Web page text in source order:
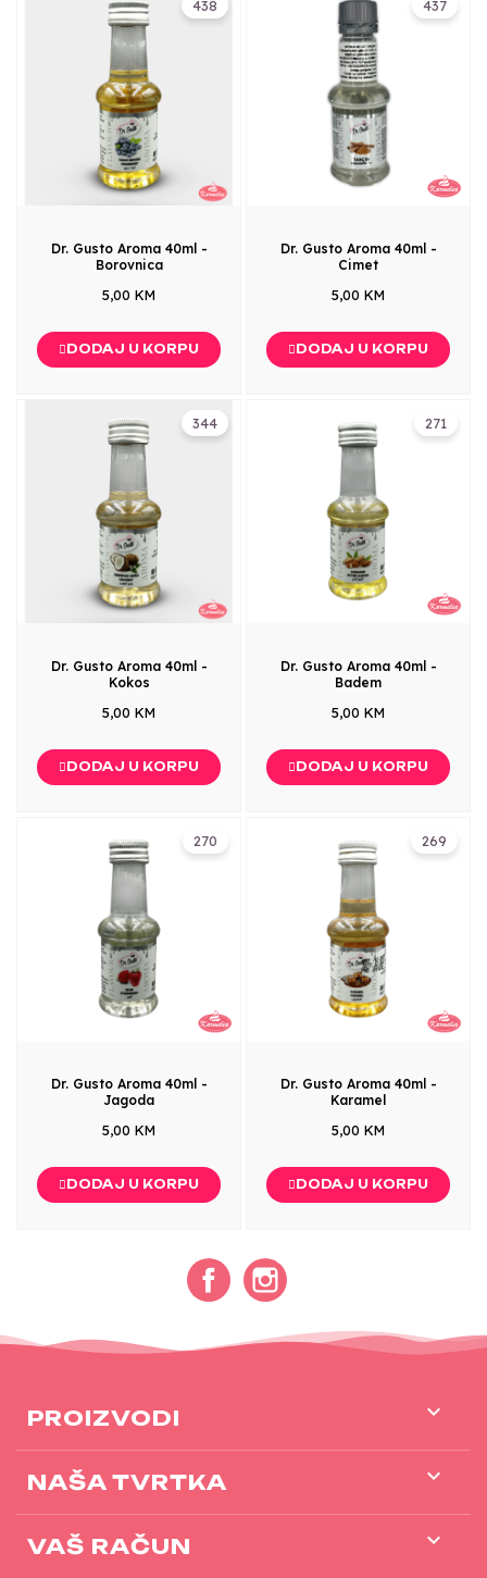
438
Dr. Gusto Aroma 40ml -
Borovnica
5,00 KM
DODAJ U KORPU
437
Dr. Gusto Aroma 40ml -
Cimet
5,00 KM
DODAJ U KORPU
344
Dr. Gusto Aroma 40ml -
Kokos
5,00 KM
DODAJ U KORPU
271
Dr. Gusto Aroma 40ml -
Badem
5,00 KM
DODAJ U KORPU
270
Dr. Gusto Aroma 40ml -
Jagoda
5,00 KM
DODAJ U KORPU
269
Dr. Gusto Aroma 40ml -
Karamel
5,00 KM
DODAJ U KORPU
Facebook
PROIZVODI 
NAŠA TVRTKA 
VAŠ RAČUN 